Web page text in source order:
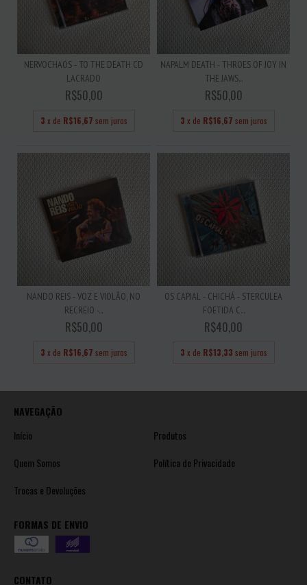
NERVOCHAOS - TO THE DEATH CD
LACRADO
R$50,00
3 x de R$16,67 sem juros
NAPALM DEATH - THROES OF JOY IN
THE JAWS...
R$50,00
3 x de R$16,67 sem juros
NANDO REIS - VOZ E VIOLÃO, NO
RECREIO -...
R$50,00
3 x de R$16,67 sem juros
OS CAPIAL - CHICHÁ - STERCULEA
FOETIDA C...
R$40,00
3 x de R$13,33 sem juros
NAVEGAÇÃO
Início
Produtos
Quem Somos
Política de Privacidade
Trocas e Devoluções
FORMAS DE ENVIO
CONTATO